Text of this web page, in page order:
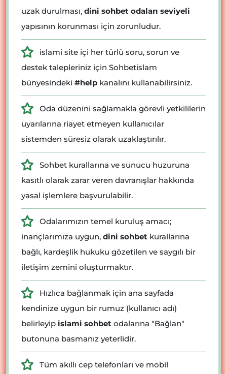
uzak durulması, dini sohbet odaları seviyeli
yapısının korunması için zorunludur.
islami site içi her türlü soru, sorun ve
destek talepleriniz için Sohbetislam
bünyesindeki #help kanalını kullanabilirsiniz.
Oda düzenini sağlamakla görevli yetkililerin
uyarılarına riayet etmeyen kullanıcılar
sistemden süresiz olarak uzaklaştırılır.
Sohbet kurallarına ve sunucu huzuruna
kasıtlı olarak zarar veren davranışlar hakkında
yasal işlemlere başvurulabilir.
Odalarımızın temel kuruluş amacı;
inançlarımıza uygun, dini sohbet kurallarına
bağlı, kardeşlik hukuku gözetilen ve saygılı bir
iletişim zemini oluşturmaktır.
Hızlıca bağlanmak için ana sayfada
kendinize uygun bir rumuz (kullanıcı adı)
belirleyip islami sohbet odalarına "Bağlan"
butonuna basmanız yeterlidir.
Tüm akıllı cep telefonları ve mobil